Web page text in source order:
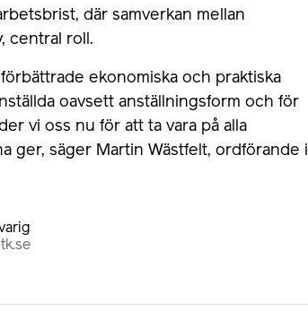
där samverkan mellan
central roll.
ekonomiska och praktiska
oavsett anställningsform och för
vi oss nu för att ta vara på alla
ger, säger Martin Wästfelt, ordförande i